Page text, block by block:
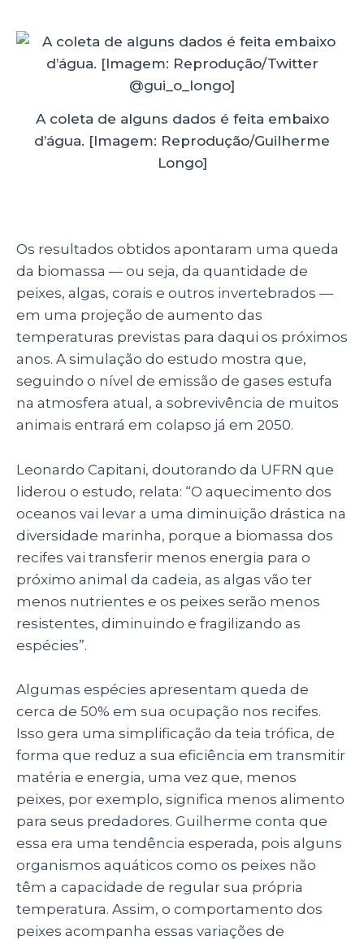
A coleta de alguns dados é feita embaixo
d’água. [Imagem: Reprodução/Guilherme
Longo]
Os resultados obtidos apontaram uma queda
da biomassa — ou seja, da quantidade de
peixes, algas, corais e outros invertebrados —
em uma projeção de aumento das
temperaturas previstas para daqui os próximos
anos. A simulação do estudo mostra que,
seguindo o nível de emissão de gases estufa
na atmosfera atual, a sobrevivência de muitos
animais entrará em colapso já em 2050.
Leonardo Capitani, doutorando da UFRN que
liderou o estudo, relata: “O aquecimento dos
oceanos vai levar a uma diminuição drástica na
diversidade marinha, porque a biomassa dos
recifes vai transferir menos energia para o
próximo animal da cadeia, as algas vão ter
menos nutrientes e os peixes serão menos
resistentes, diminuindo e fragilizando as
espécies”.
Algumas espécies apresentam queda de
cerca de 50% em sua ocupação nos recifes.
Isso gera uma simplificação da teia trófica, de
forma que reduz a sua eficiência em transmitir
matéria e energia, uma vez que, menos
peixes, por exemplo, significa menos alimento
para seus predadores. Guilherme conta que
essa era uma tendência esperada, pois alguns
organismos aquáticos como os peixes não
têm a capacidade de regular sua própria
temperatura. Assim, o comportamento dos
peixes acompanha essas variações de